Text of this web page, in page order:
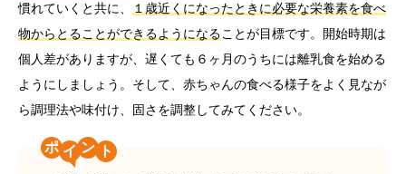
慣れていくと共に、
１歳近くになったときに必要な栄養素を食べ
物からとることができるようになることが目標です。開始時期は
個人差がありますが、遅くても６ヶ月のうちには離乳食を始める
ようにしましょう。そして、赤ちゃんの食べる様子をよく見なが
ら調理法や味付け、固さを調整してみてください。
ポ ン